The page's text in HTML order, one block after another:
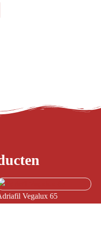
Vegalux 65
4,50